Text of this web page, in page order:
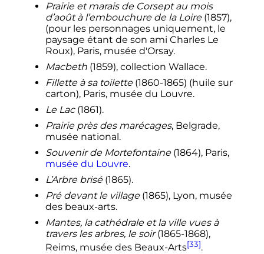
Prairie et marais de Corsept au mois
d’août à l’embouchure de la Loire(1857),
(pour les personnages uniquement, le
paysage étant de son ami Charles Le
Roux), Paris, musée d'Orsay.
Macbeth(1859), collection Wallace.
Fillette à sa toilette(1860-1865) (huile sur
carton), Paris, musée du Louvre.
Le Lac(1861).
Prairie près des marécages, Belgrade,
musée national.
Souvenir de Mortefontaine(1864), Paris,
musée du Louvre.
L’Arbre brisé(1865).
Pré devant le village(1865), Lyon, musée
des beaux-arts.
Mantes, la cathédrale et la ville vues à
travers les arbres, le soir(1865-1868),
Reims, musée des Beaux-Arts[33].